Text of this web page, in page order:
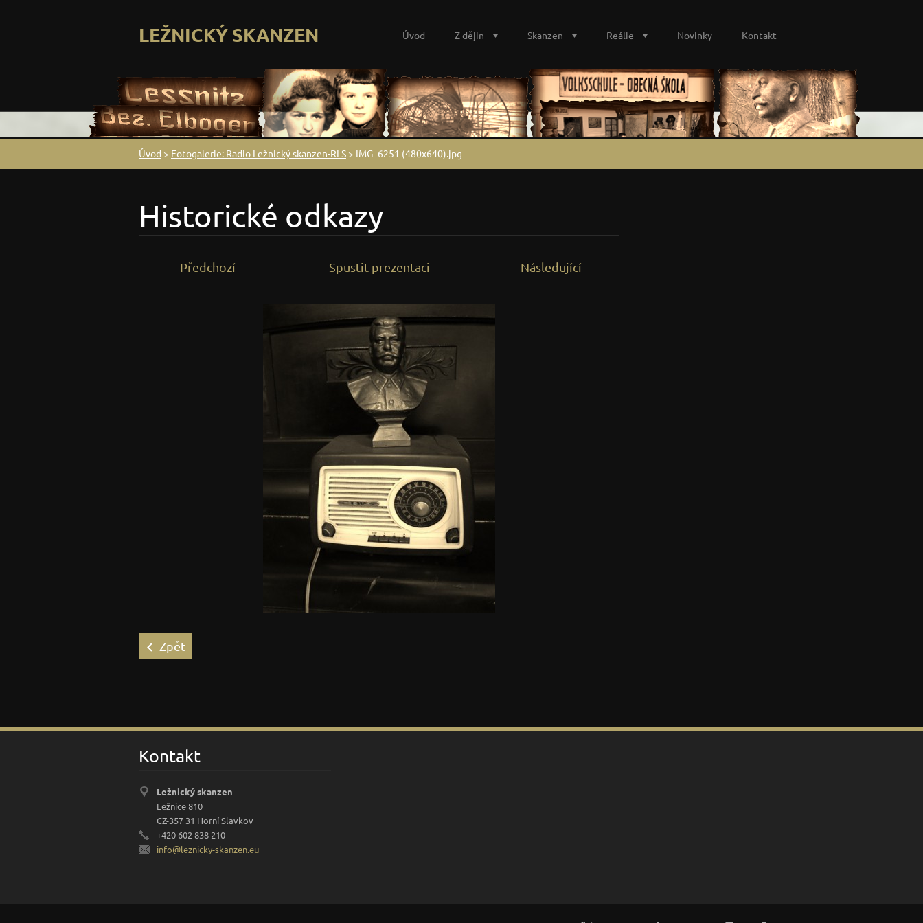
LEŽNICKÝ SKANZEN Úvod Z dějin Skanzen Reálie Novinky Kontakt
Úvod > Fotogalerie: Radio Ležnický skanzen-RLS > IMG_6251 (480x640).jpg
Historické odkazy
Předchozí Spustit prezentaci Následující
Zpět
Kontakt
Ležnický skanzen
Ležnice 810
CZ-357 31 Horní Slavkov
+420 602 838 210
info@leznicky-skanzen.eu